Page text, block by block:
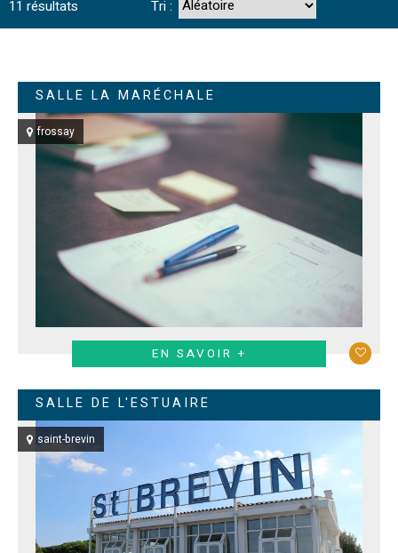
11 résultats Tri :
SALLE LA MARÉCHALE
frossay
EN SAVOIR +
SALLE DE L'ESTUAIRE
saint-brevin